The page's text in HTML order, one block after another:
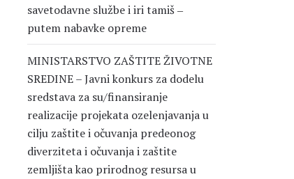
savetodavne službe i iri tamiš ‒
putem nabavke opreme
MINISTARSTVO ZAŠTITE ŽIVOTNE
SREDINE – Javni konkurs za dodelu
sredstava za su/finansiranje
realizacije projekata ozelenjavanja u
cilju zaštite i očuvanja predeonog
diverziteta i očuvanja i zaštite
zemljišta kao prirodnog resursa u